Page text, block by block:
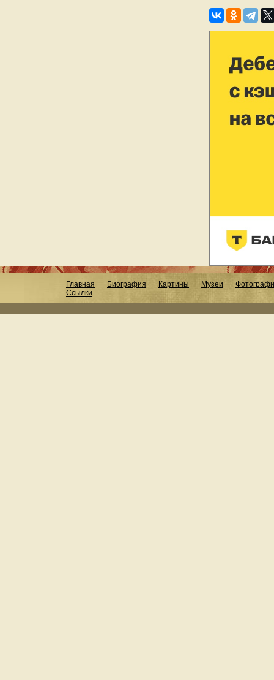
Главная Биография Картины Музеи
Ссылки